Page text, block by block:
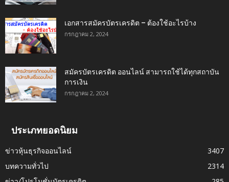
เอกสารสมัครบัตรเครดิต – ต้องใช้อะไรบ้าง
กรกฎาคม 2, 2024
สมัครบัตรเครดิต ออนไลน์ สามารถใช้ได้ทุกสถาบัน
การเงิน
กรกฎาคม 2, 2024
ประเภทยอดนิยม
ข่าวหุ้นธุรกิจออนไลน์
3407
บทความทั่วไป
2314